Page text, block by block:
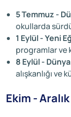
5 Temmuz -
okullarda
1 Eylül - Yeni
programlar ve
8 Eylül -
alışkanlığı ve
Ekim -